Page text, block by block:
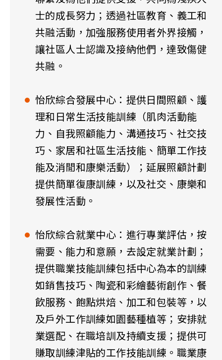
士的成長努力；透過社區教育、義工和
共融活動，加強服務使用者外界接觸，
讓社區人士認識及接納他們，達致傷健
共融。
怡欣綜合發展中心：提供日間照顧、護
理和日常生活技能訓練（肌肉活動能
力、自我照顧能力、溝通技巧、社交技
巧、家居和社區生活技能、簡單工作技
能及消閒和康樂活動）；延展照顧計劃
提供簡單復康訓練，以及社交、康樂和
發展性活動。
怡欣綜合就業中心：進行專業評估，按
需要、能力和意願，去設定就業計劃；
提供職業技能訓練包括中心為本的訓練
如銷售技巧、陶瓷和彩繪藝術創作、餐
飲服務、飽點烘焙、加工和包裝等，以
及戶外工作訓練如園藝種植等；安排就
業選配、在職培訓及持續支援；提供可
賺取訓練津貼的工作技能訓練。職業康